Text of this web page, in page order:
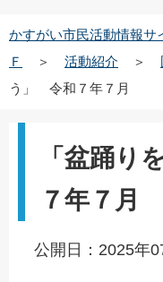
かすがい市民活動情報サ
Ｆ
＞ 活動紹介 ＞
う」 令和７年７月
「盆踊り
７年７月
公開日：2025年